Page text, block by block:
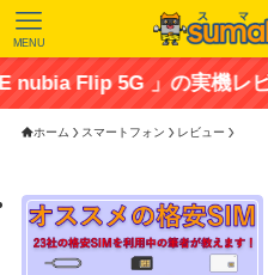
MENU
実機レビュー 掲載中！
ホーム スマートフォン レビュー